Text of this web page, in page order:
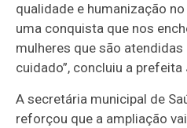
qualidade e humanização
uma conquista que nos
mulheres que são
cuidado”, concluiu a prefeita
A secretária municipal de
reforçou que a ampliação